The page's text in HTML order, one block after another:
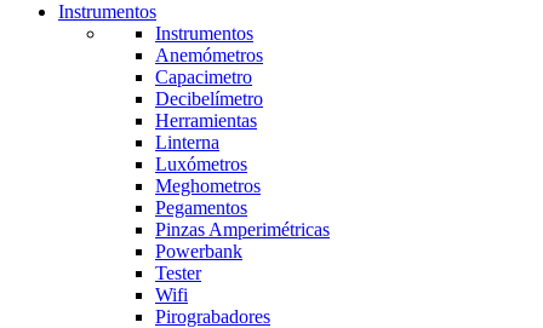
Instrumentos
Instrumentos
Anemómetros
Capacimetro
Decibelímetro
Herramientas
Linterna
Luxómetros
Meghometros
Pegamentos
Pinzas Amperimétricas
Powerbank
Tester
Wifi
Pirograbadores